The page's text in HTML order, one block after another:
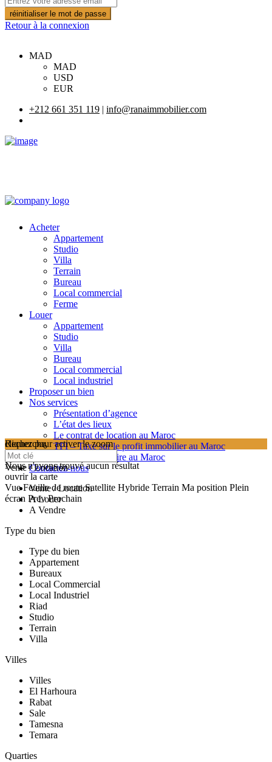
réinitialiser le mot de passe
Retour à la connexion
MAD
MAD
USD
EUR
+212 661 351 119 | info@ranaimmobilier.com
Acheter
Appartement
Studio
Villa
Terrain
Bureau
Local commercial
Ferme
Louer
Appartement
Studio
Villa
Bureau
Local commercial
Local industriel
Proposer un bien
Nos services
Présentation d’agence
L’état des lieux
Le contrat de location au Maroc
TPI – Taxe sur le profit immobilier au Maroc
Les frais de notaire au Maroc
Contactez-nous
cliquez pour activer le zoom
searching...
Nous n'avons trouvé aucun résultat
ouvrir la carte
Vue Feuille de route Satellite Hybride Terrain Ma position Plein
écran Prev Prochain
Recherche
Vente / Location
Vente / Location
A Louer
A Vendre
Type du bien
Type du bien
Appartement
Bureaux
Local Commercial
Local Industriel
Riad
Studio
Terrain
Villa
Villes
Villes
El Harhoura
Rabat
Sale
Tamesna
Temara
Quarties